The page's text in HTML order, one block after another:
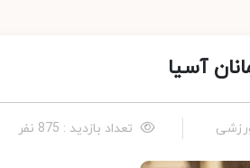
آسیا
تعداد بازدید : 875 نفر